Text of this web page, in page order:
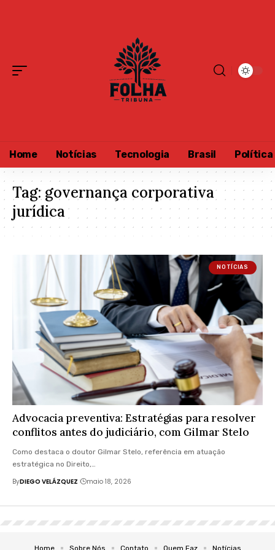
Home Notícias Tecnologia Brasil Política
Tag:governança corporativa
jurídica
NOTÍCIAS
Advocacia preventiva: Estratégias para resolver
conflitos antes do judiciário, com Gilmar Stelo
Como destaca o doutor Gilmar Stelo, referência em atuação
estratégica no Direito,…
ByDIEGO VELÁZQUEZ maio 18, 2026
Home Sobre Nós Contato Quem Faz Notícias